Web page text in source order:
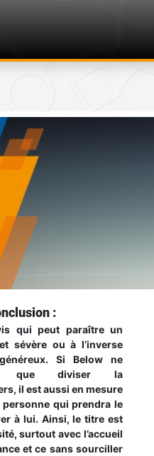
:
qui peut paraître un
sévère ou à l’inverse
Si Below ne
que diviser la
il est aussi en mesure
qui prendra le
à lui. Ainsi, le titre est
surtout avec l’accueil
et ce sans sourciller